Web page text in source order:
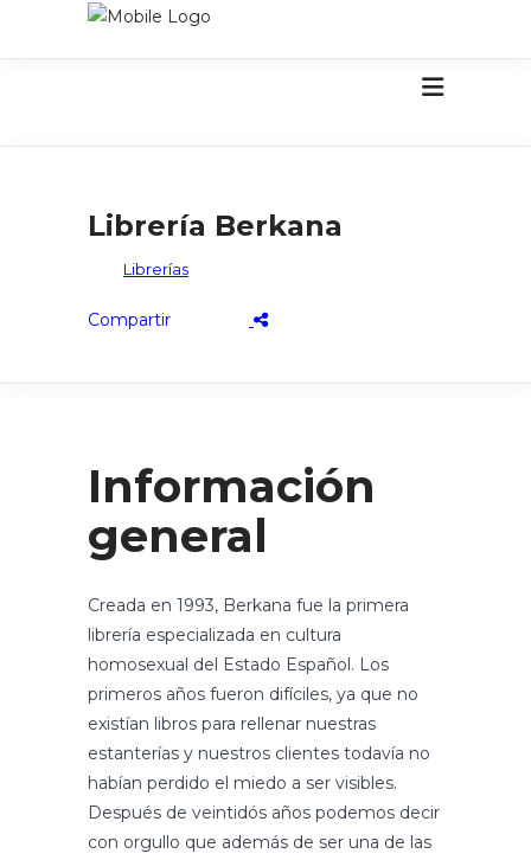
Librería Berkana
Librerías
Información
general
Creada en 1993, Berkana fue la primera
librería especializada en cultura
homosexual del Estado Español. Los
primeros años fueron difíciles, ya que no
existían libros para rellenar nuestras
estanterías y nuestros clientes todavía no
habían perdido el miedo a ser visibles.
Después de veintidós años podemos decir
con orgullo que además de ser una de las